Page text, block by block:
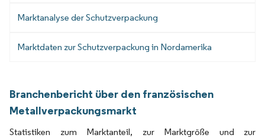
Marktanalyse der Schutzverpackung
Marktdaten zur Schutzverpackung in Nordamerika
Branchenbericht über den französischen
Metallverpackungsmarkt
Statistiken zum Marktanteil, zur Marktgröße und zur